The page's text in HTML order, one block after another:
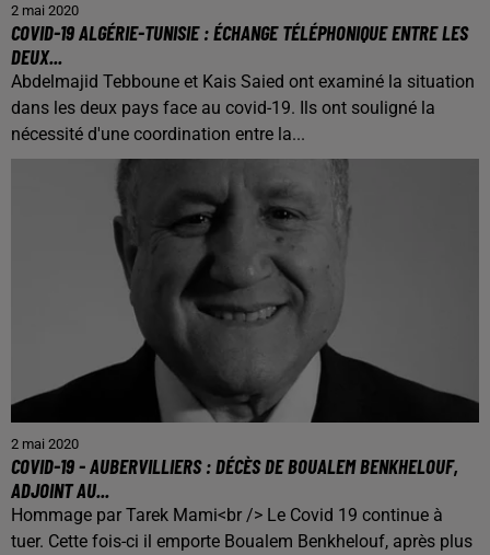
2 mai 2020
COVID-19 ALGÉRIE-TUNISIE : ÉCHANGE TÉLÉPHONIQUE ENTRE LES
DEUX...
Abdelmajid Tebboune et Kais Saied ont examiné la situation
dans les deux pays face au covid-19. Ils ont souligné la
nécessité d'une coordination entre la...
2 mai 2020
COVID-19 - AUBERVILLIERS : DÉCÈS DE BOUALEM BENKHELOUF,
ADJOINT AU...
Hommage par Tarek Mami<br /> Le Covid 19 continue à
tuer. Cette fois-ci il emporte Boualem Benkhelouf, après plus